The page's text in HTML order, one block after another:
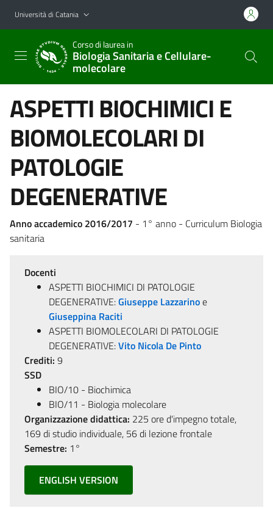
Vai al contenuto principale
Vai al menu di navigazione
Università di Catania
Corso di laurea in
Biologia Sanitaria e Cellulare-
molecolare
ASPETTI BIOCHIMICI E
BIOMOLECOLARI DI
PATOLOGIE
DEGENERATIVE
Anno accademico 2016/2017 - 1° anno - Curriculum Biologia
sanitaria
Docenti
ASPETTI BIOCHIMICI DI PATOLOGIE
DEGENERATIVE:Giuseppe Lazzarinoe
Giuseppina Raciti
ASPETTI BIOMOLECOLARI DI PATOLOGIE
DEGENERATIVE:Vito Nicola De Pinto
Crediti: 9
SSD
BIO/10 - Biochimica
BIO/11 - Biologia molecolare
Organizzazione didattica: 225 ore d'impegno totale,
169 di studio individuale, 56 di lezione frontale
Semestre: 1°
ENGLISH VERSION